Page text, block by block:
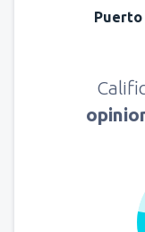
Puerto